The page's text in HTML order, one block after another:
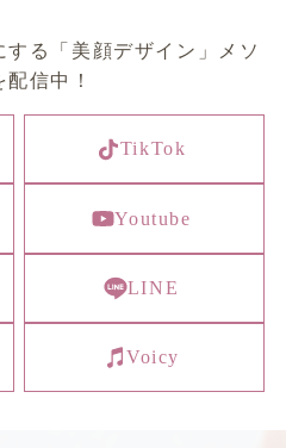
する「美顔デザイン」メソ
配信中！
TikTok
Youtube
LINE
Voicy